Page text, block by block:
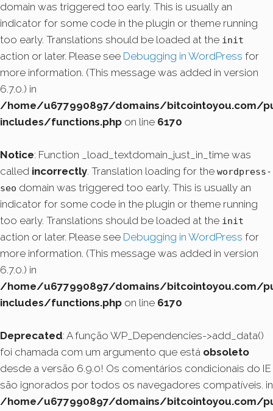
domain was triggered too early. This is usually an
indicator for some code in the plugin or theme running
too early. Translations should be loaded at the init
action or later. Please see Debugging in WordPress for
more information. (This message was added in version
6.7.0.) in
/home/u677990897/domains/bitcointoyou.com/
includes/functions.php on line 6170
Notice: Function _load_textdomain_just_in_time was
called incorrectly. Translation loading for the wordpress-
seo domain was triggered too early. This is usually an
indicator for some code in the plugin or theme running
too early. Translations should be loaded at the init
action or later. Please see Debugging in WordPress for
more information. (This message was added in version
6.7.0.) in
/home/u677990897/domains/bitcointoyou.com/
includes/functions.php on line 6170
Deprecated: A função WP_Dependencies->add_data()
foi chamada com um argumento que está obsoleto
desde a versão 6.9.0! Os comentários condicionais do IE
são ignorados por todos os navegadores compatíveis. in
/home/u677990897/domains/bitcointoyou.com/